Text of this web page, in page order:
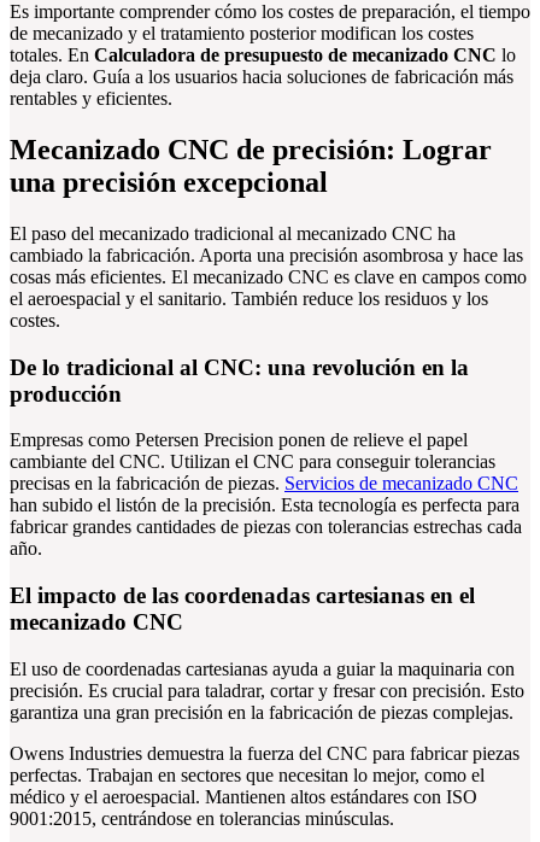
Es importante comprender cómo los costes de preparación, el tiempo
de mecanizado y el tratamiento posterior modifican los costes
totales. En Calculadora de presupuesto de mecanizado CNC lo
deja claro. Guía a los usuarios hacia soluciones de fabricación más
rentables y eficientes.
Mecanizado CNC de precisión: Lograr
una precisión excepcional
El paso del mecanizado tradicional al mecanizado CNC ha
cambiado la fabricación. Aporta una precisión asombrosa y hace las
cosas más eficientes. El mecanizado CNC es clave en campos como
el aeroespacial y el sanitario. También reduce los residuos y los
costes.
De lo tradicional al CNC: una revolución en la
producción
Empresas como Petersen Precision ponen de relieve el papel
cambiante del CNC. Utilizan el CNC para conseguir tolerancias
precisas en la fabricación de piezas. Servicios de mecanizado CNC
han subido el listón de la precisión. Esta tecnología es perfecta para
fabricar grandes cantidades de piezas con tolerancias estrechas cada
año.
El impacto de las coordenadas cartesianas en el
mecanizado CNC
El uso de coordenadas cartesianas ayuda a guiar la maquinaria con
precisión. Es crucial para taladrar, cortar y fresar con precisión. Esto
garantiza una gran precisión en la fabricación de piezas complejas.
Owens Industries demuestra la fuerza del CNC para fabricar piezas
perfectas. Trabajan en sectores que necesitan lo mejor, como el
médico y el aeroespacial. Mantienen altos estándares con ISO
9001:2015, centrándose en tolerancias minúsculas.